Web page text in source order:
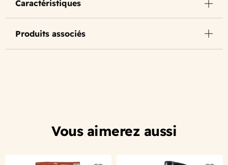
Caractéristiques
Produits associés
Vous aimerez aussi